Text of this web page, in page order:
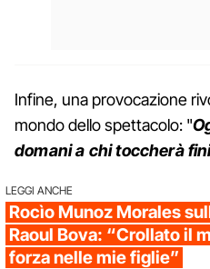
Infine, una provocazione
mondo dello spettacolo: "
domani a chi toccherà
LEGGI ANCHE
Rocìo Munoz Morales
Raoul Bova: “Crollato il
forza nelle mie figlie”